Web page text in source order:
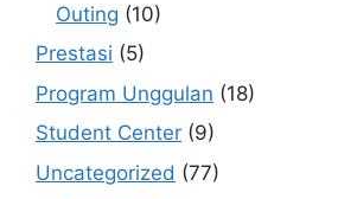
Outing (10)
Prestasi (5)
Program Unggulan (18)
Student Center (9)
Uncategorized (77)